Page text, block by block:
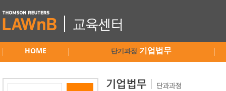
HOME 단기과정 기업법무